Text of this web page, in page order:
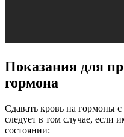
Показания для
гормона
Сдавать кровь на гормоны
следует в том случае, если
состоянии: